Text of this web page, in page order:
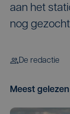
aan het
nog
De redactie
Meest gelezen